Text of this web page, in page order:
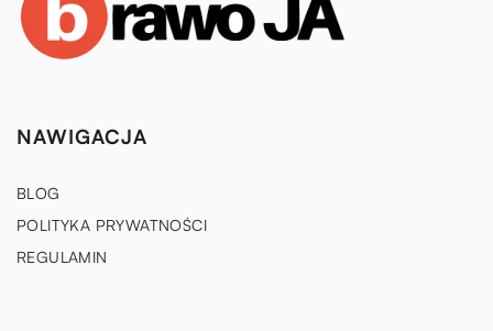
NAWIGACJA
BLOG
POLITYKA PRYWATNOŚCI
REGULAMIN